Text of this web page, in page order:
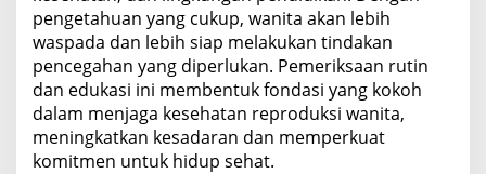
pengetahuan yang cukup, wanita akan lebih
waspada dan lebih siap melakukan tindakan
pencegahan yang diperlukan. Pemeriksaan rutin
dan edukasi ini membentuk fondasi yang kokoh
dalam menjaga kesehatan reproduksi wanita,
meningkatkan kesadaran dan memperkuat
komitmen untuk hidup sehat.